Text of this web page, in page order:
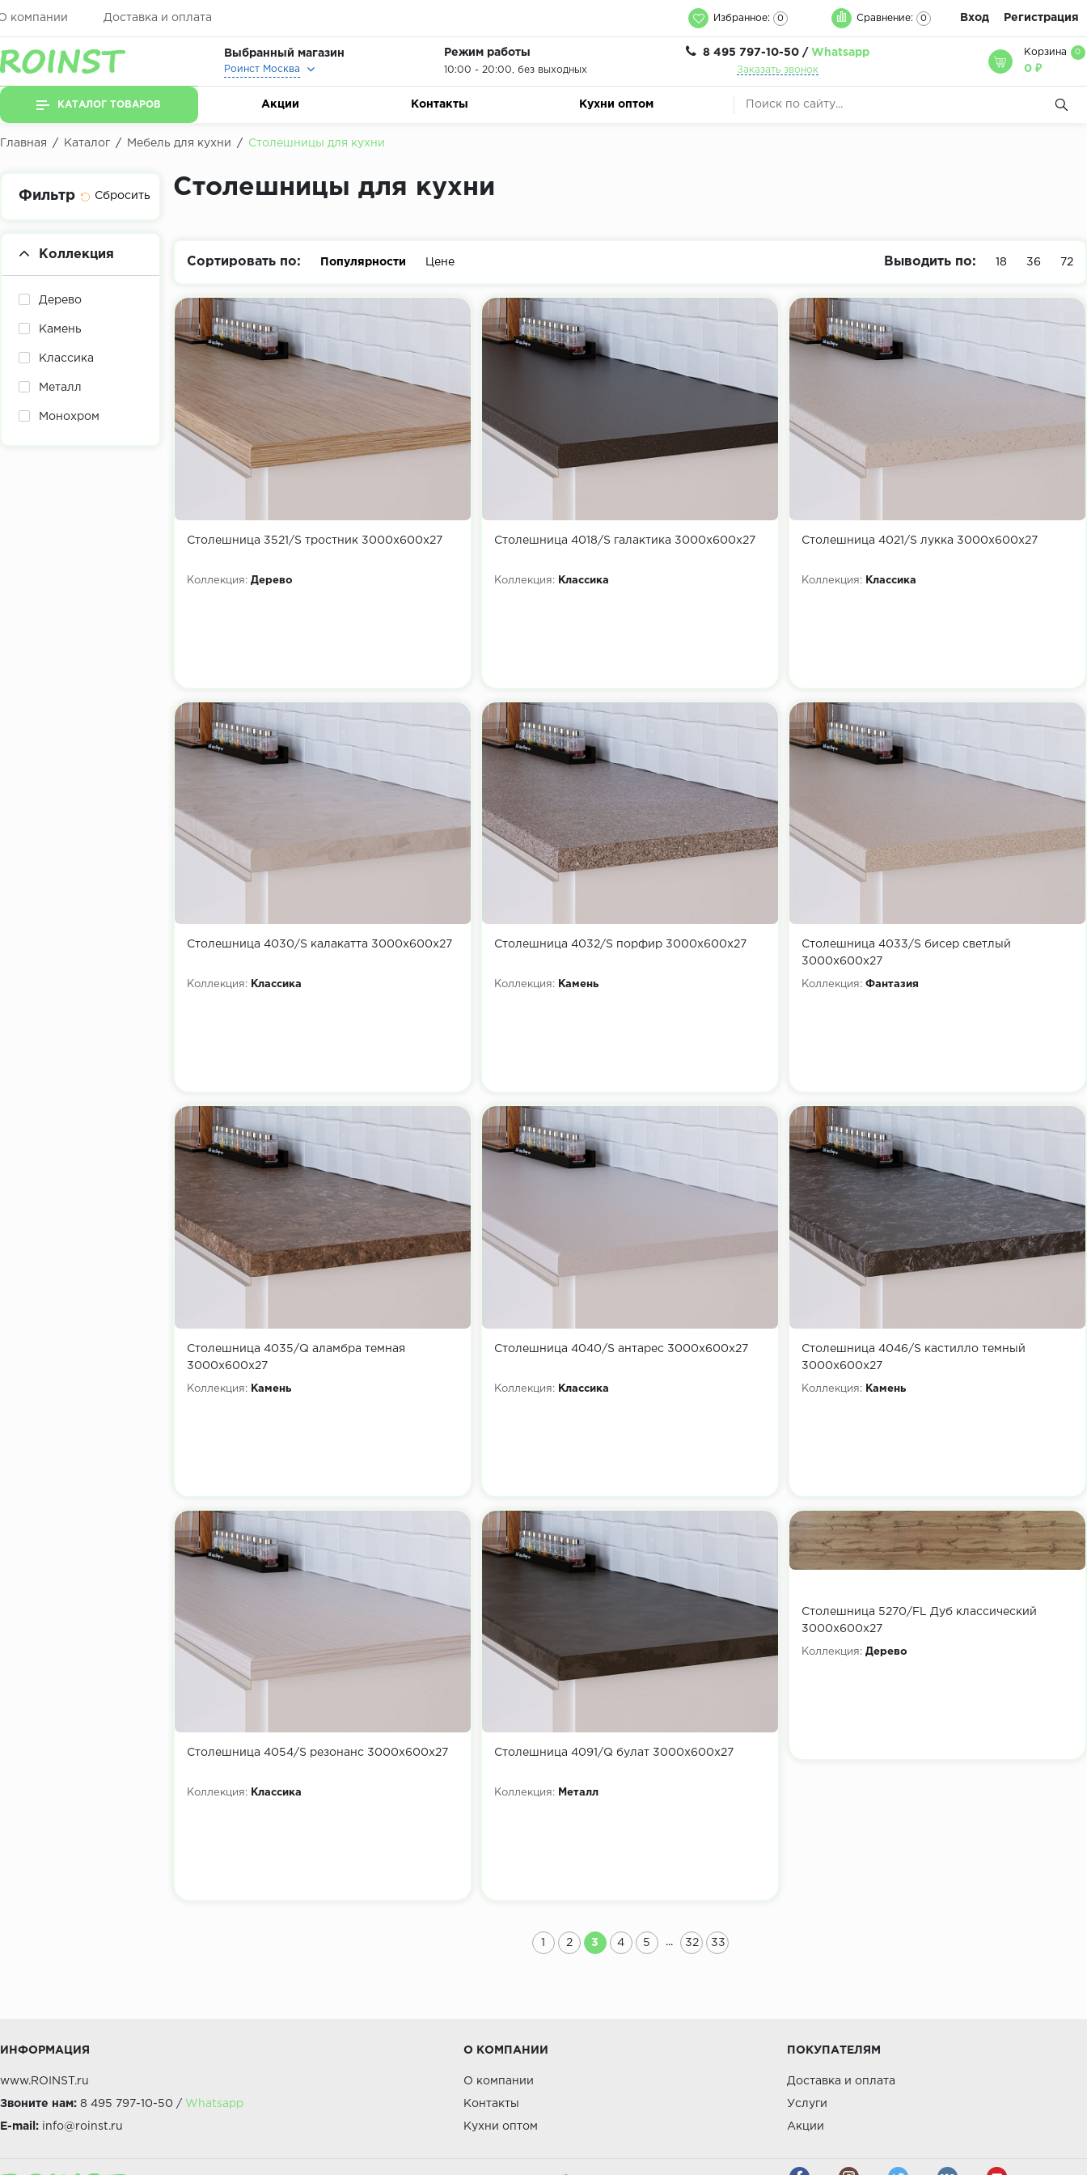
компании Доставка и оплата Избранное: 0 Сравнение: 0 Вход Регистрация
Выбранный магазин
Роинст Москва
Режим работы
10:00 - 20:00, без выходных
8 495 797-10-50 / Whatsapp
Заказать звонок
Корзина 0
0 ₽
КАТАЛОГ ТОВАРОВ Акции Контакты Кухни оптом
Главная / Каталог / Мебель для кухни / Столешницы для кухни
Фильтр
Коллекция
Дерево
Камень
Классика
Металл
Монохром
Столешницы для кухни
Сортировать по: Популярности Цене Выводить по: 18 36 72
Столешница 3521/S тростник 3000х600х27
Коллекция: Дерево
Столешница 4018/S галактика 3000х600х27
Коллекция: Классика
Столешница 4021/S лукка 3000х600х27
Коллекция: Классика
Столешница 4030/S калакатта 3000х600х27
Коллекция: Классика
Столешница 4032/S порфир 3000х600х27
Коллекция: Камень
Столешница 4033/S бисер светлый
3000х600х27
Коллекция: Фантазия
Столешница 4035/Q аламбра темная
3000х600х27
Коллекция: Камень
Столешница 4040/S антарес 3000х600х27
Коллекция: Классика
Столешница 4046/S кастилло темный
3000х600х27
Коллекция: Камень
Столешница 4054/S резонанс 3000х600х27
Коллекция: Классика
Столешница 4091/Q булат 3000х600х27
Коллекция: Металл
Столешница 5270/FL Дуб классический
3000х600х27
Коллекция: Дерево
1 2 3 4 5 ... 32 33
ИНФОРМАЦИЯ
www.ROINST.ru
Звоните нам: 8 495 797-10-50 / Whatsapp
E-mail: info@roinst.ru
О КОМПАНИИ
О компании
Контакты
Кухни оптом
ПОКУПАТЕЛЯМ
Доставка и оплата
Услуги
Акции